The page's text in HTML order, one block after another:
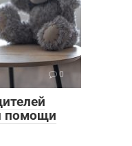
0
помощи